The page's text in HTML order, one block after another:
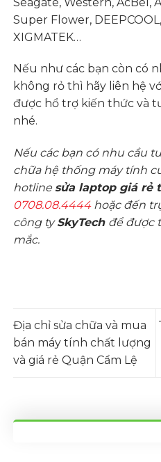
Super Flower,
XIGMATEK…
Nếu như các bạn còn có
không rỏ thì hãy liên hệ
được hổ trợ kiến thức và
nhé.
Nếu các bạn có nhu cầu
chữa hệ thống máy tính
hotlinesửa laptop giá rẻ
0708.08.4444hoặc đến
công tySkyTech để được
mắc.
Địa chỉ sửa chữa và mua
bán máy tính chất lượng
và giá rẻ Quận Cẩm Lệ